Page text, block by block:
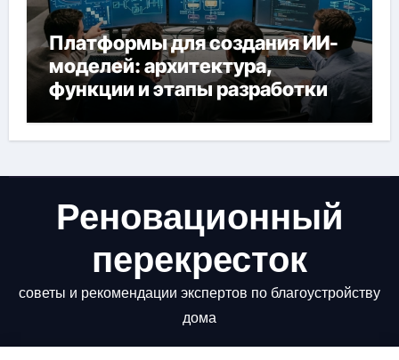
Платформы для создания ИИ-
моделей: архитектура,
функции и этапы разработки
Реновационный
перекресток
советы и рекомендации экспертов по благоустройству
дома